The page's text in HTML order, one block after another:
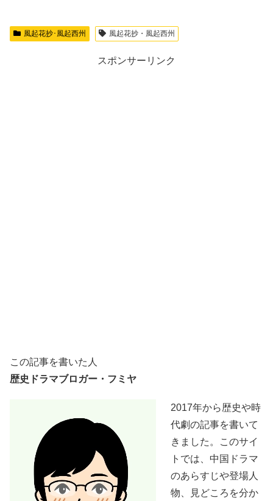
風起花抄･風起西州 風起花抄・風起西州
スポンサーリンク
この記事を書いた人
歴史ドラマブロガー・フミヤ
2017年から歴史や時
代劇の記事を書いて
きました。このサイ
トでは、中国ドラマ
のあらすじや登場人
物、見どころを分か